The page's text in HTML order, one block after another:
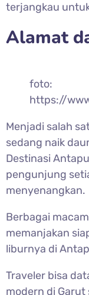
terjangkau
Alamat
foto:
https://
Menjadi salah
sedang naik
Destinasi
pengunjung
menyenangkan.
Berbagai
memanjakan
liburnya di
Traveler bisa
modern di